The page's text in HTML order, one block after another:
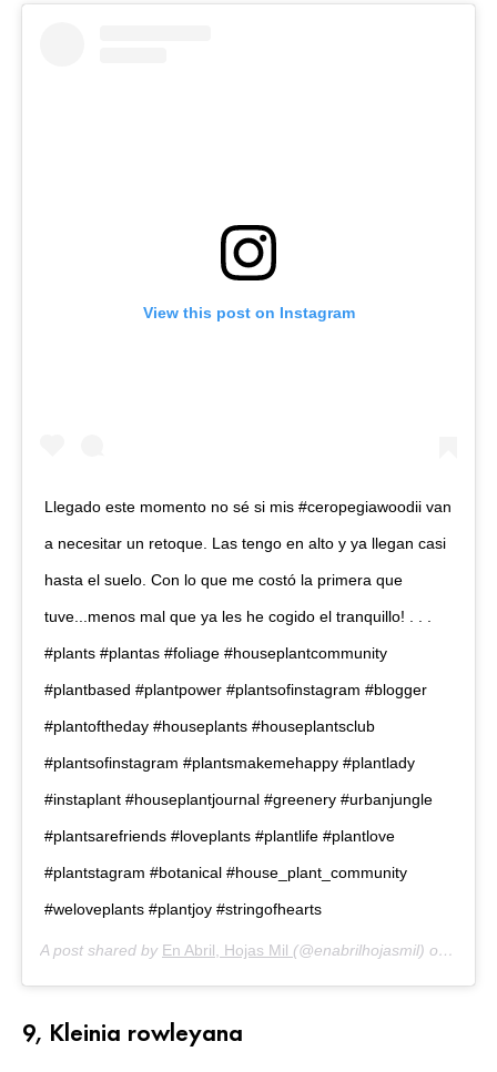
View this post on Instagram
Llegado este momento no sé si mis #ceropegiawoodii van
a necesitar un retoque. Las tengo en alto y ya llegan casi
hasta el suelo. Con lo que me costó la primera que
tuve...menos mal que ya les he cogido el tranquillo! . . .
#plants #plantas #foliage #houseplantcommunity
#plantbased #plantpower #plantsofinstagram #blogger
#plantoftheday #houseplants #houseplantsclub
#plantsofinstagram #plantsmakemehappy #plantlady
#instaplant #houseplantjournal #greenery #urbanjungle
#plantsarefriends #loveplants #plantlife #plantlove
#plantstagram #botanical #house_plant_community
#weloveplants #plantjoy #stringofhearts
A post shared by En Abril, Hojas Mil (@enabrilhojasmil) on
9, Kleinia rowleyana